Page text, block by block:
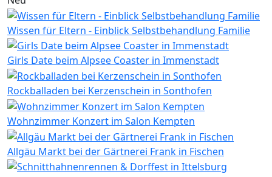
Wissen für Eltern - Einblick Selbstbehandlung Familie
Girls Date beim Alpsee Coaster in Immenstadt
Rockballaden bei Kerzenschein in Sonthofen
Wohnzimmer Konzert im Salon Kempten
Allgäu Markt bei der Gärtnerei Frank in Fischen